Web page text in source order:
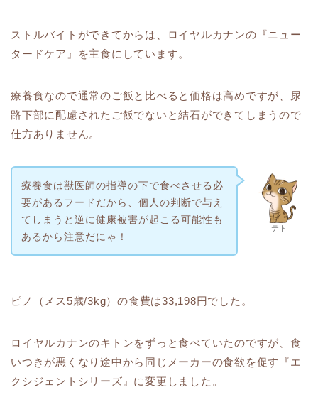
ストルバイトができてからは、ロイヤルカナンの『ニュー
タードケア』を主食にしています。
療養食なので通常のご飯と比べると価格は高めですが、尿
路下部に配慮されたご飯でないと結石ができてしまうので
仕方ありません。
テト
療養食は獣医師の指導の下で食べさせる必
要があるフードだから、個人の判断で与え
てしまうと逆に健康被害が起こる可能性も
あるから注意だにゃ！
ピノ（メス5歳/3kg）の食費は33,198円でした。
ロイヤルカナンのキトンをずっと食べていたのですが、食
いつきが悪くなり途中から同じメーカーの食欲を促す『エ
クシジェントシリーズ』に変更しました。